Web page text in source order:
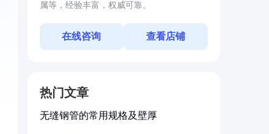
属等，经验丰富，权威可靠。
在线咨询 查看店铺
热门文章
无缝钢管的常用规格及壁厚